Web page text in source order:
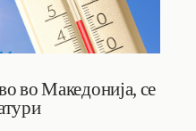
во Македонија, се